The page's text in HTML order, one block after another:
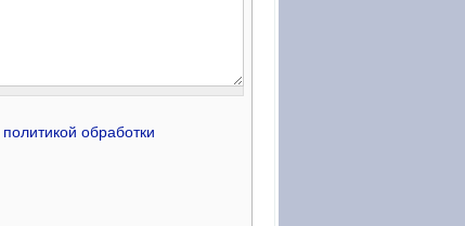
политикой обработки